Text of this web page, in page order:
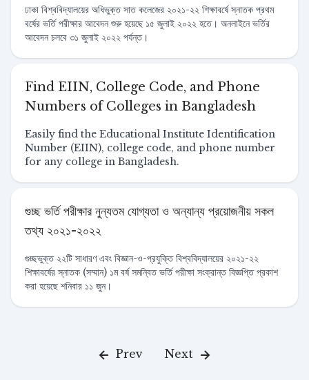
ঢাকা বিশ্ববিদ্যালয়ের অধিভুক্ত সাত কলেজের ২০২১-২২ শিক্ষাবর্ষে স্নাতক প্রথম
বর্ষের ভর্তি পরীক্ষার আবেদন শুরু হয়েছে ১৫ জুলাই ২০২২ হতে। অনলাইনে ভর্তির
আবেদন চলবে ৩১ জুলাই ২০২২ পর্যন্ত।
Find EIIN, College Code, and Phone
Numbers of Colleges in Bangladesh
Easily find the Educational Institute Identification
Number (EIIN), college code, and phone number
for any college in Bangladesh.
গুচ্ছ ভর্তি পরীক্ষার নুন্যতম যোগ্যতা ও অন্যান্য প্রয়োজনীয় সকল
তথ্য ২০২১-২০২২
গুচ্ছভুক্ত ২২টি সাধারণ এবং বিজ্ঞান-ও-প্রযুক্তি বিশ্ববিদ্যালয়ের ২০২১-২২
শিক্ষাবর্ষের স্নাতক (সম্মান) ১ম বর্ষ সমন্বিত ভর্তি পরীক্ষা সংক্রান্ত বিজ্ঞপ্তি প্রকাশ
করা হয়েছে শনিবার ১১ জুন।
Prev Next